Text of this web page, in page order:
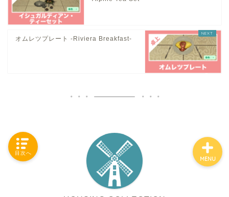
オムレツプレート -Riviera Breakfast-
MENU
HOUSING COLLECTIONと
は
目次へ